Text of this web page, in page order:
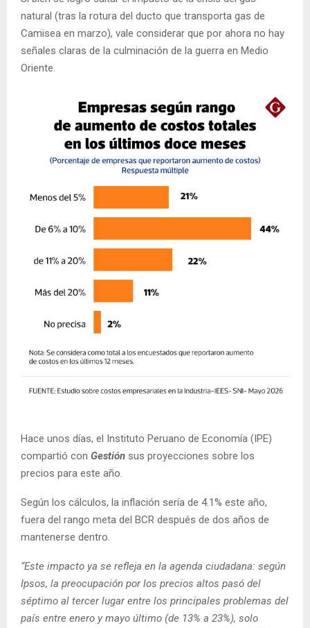
natural (tras la rotura del ducto que transporta gas de
Camisea en marzo), vale considerar que por ahora no hay
señales claras de la culminación de la guerra en Medio
Oriente.
Hace unos días, el Instituto Peruano de Economía (IPE)
compartió con Gestión sus proyecciones sobre los
precios para este año.
Según los cálculos, la inflación sería de 4.1% este año,
fuera del rango meta del BCR después de dos años de
mantenerse dentro.
“Este impacto ya se refleja en la agenda ciudadana: según
Ipsos, la preocupación por los precios altos pasó del
séptimo al tercer lugar entre los principales problemas del
país entre enero y mayo último (de 13% a 23%), solo